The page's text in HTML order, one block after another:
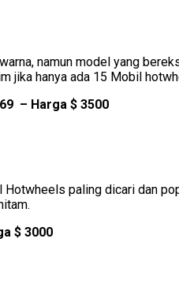
namun model yang
jika hanya ada 15 Mobil
– Harga $ 3500
paling dicari dan
$ 3000